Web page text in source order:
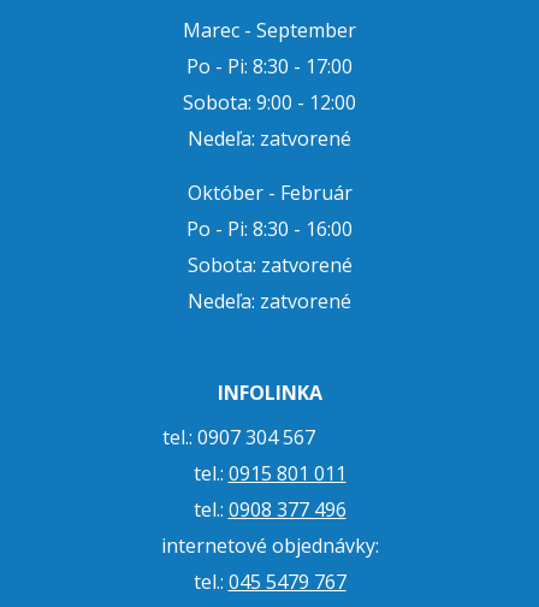
Marec - September
Po - Pi: 8:30 - 17:00
Sobota: 9:00 - 12:00
Nedeľa: zatvorené
Október - Február
Po - Pi: 8:30 - 16:00
Sobota: zatvorené
Nedeľa: zatvorené
INFOLINKA
tel.: 0907 304 567
tel.: 0915 801 011
tel.: 0908 377 496
internetové objednávky:
tel.: 045 5479 767